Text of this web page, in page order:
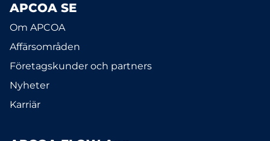
APCOA SE
Om APCOA
Affärsområden
Företagskunder och partners
Nyheter
Karriär